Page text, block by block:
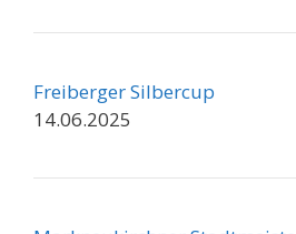
Freiberger Silbercup
14.06.2025